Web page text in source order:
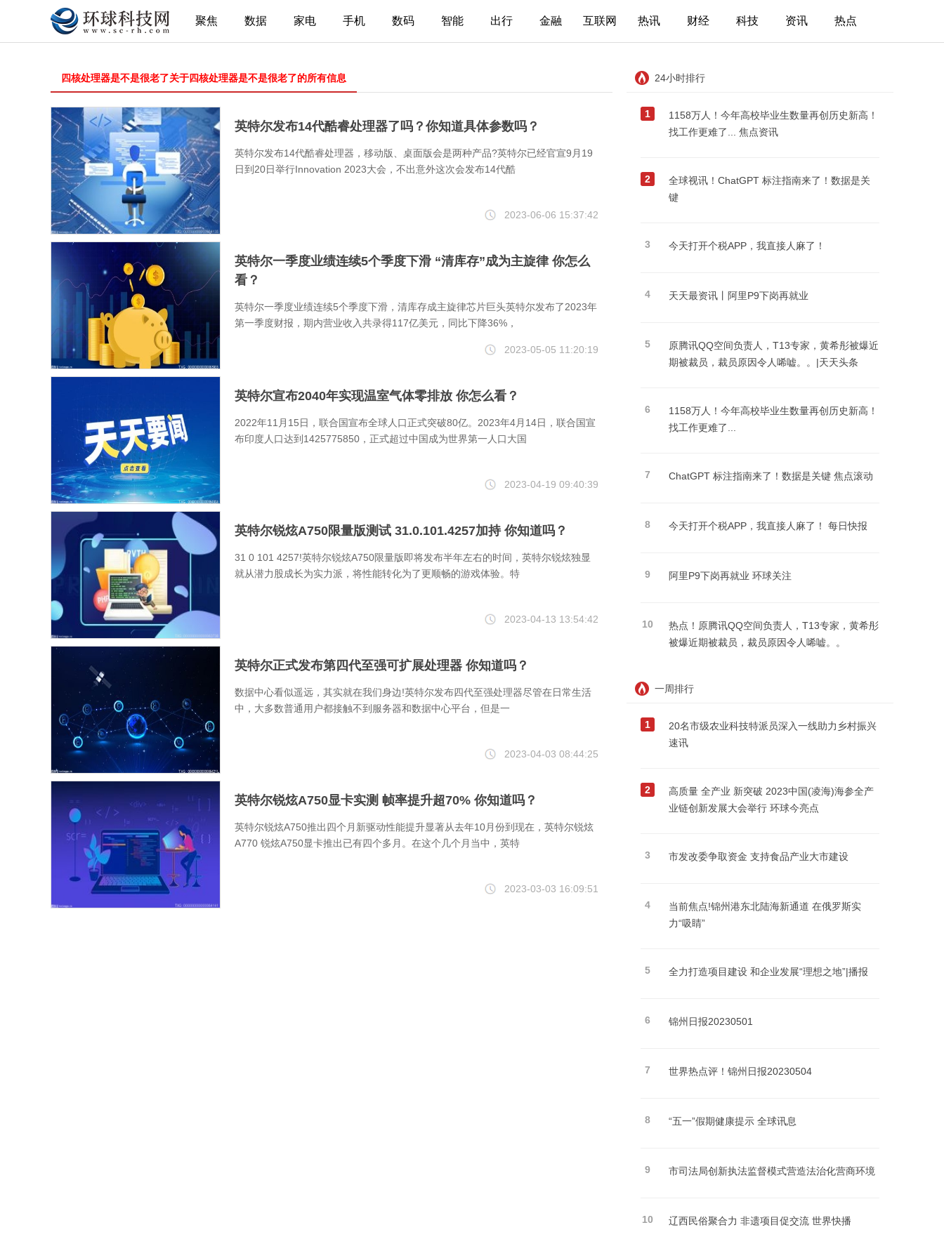
聚焦 数据 家电 手机 数码 智能 出行 金融 互联网 热讯 财经 科技 资讯 热点
四核处理器是不是很老了关于四核处理器是不是很老了的所有信息
英特尔发布14代酷睿处理器了吗？你知道具体参数吗？
英特尔发布14代酷睿处理器，移动版、桌面版会是两种产品?英特尔已经官宣9月19
日到20日举行Innovation 2023大会，不出意外这次会发布14代酷
2023-06-06 15:37:42
英特尔一季度业绩连续5个季度下滑 “清库存”成为主旋律 你怎么
看？
英特尔一季度业绩连续5个季度下滑，清库存成主旋律芯片巨头英特尔发布了2023年
第一季度财报，期内营业收入共录得117亿美元，同比下降36%，
2023-05-05 11:20:19
英特尔宣布2040年实现温室气体零排放 你怎么看？
2022年11月15日，联合国宣布全球人口正式突破80亿。2023年4月14日，联合国宣
布印度人口达到1425775850，正式超过中国成为世界第一人口大国
2023-04-19 09:40:39
英特尔锐炫A750限量版测试 31.0.101.4257加持 你知道吗？
31 0 101 4257!英特尔锐炫A750限量版即将发布半年左右的时间，英特尔锐炫独显
就从潜力股成长为实力派，将性能转化为了更顺畅的游戏体验。特
2023-04-13 13:54:42
英特尔正式发布第四代至强可扩展处理器 你知道吗？
数据中心看似遥远，其实就在我们身边!英特尔发布四代至强处理器尽管在日常生活
中，大多数普通用户都接触不到服务器和数据中心平台，但是一
2023-04-03 08:44:25
英特尔锐炫A750显卡实测 帧率提升超70% 你知道吗？
英特尔锐炫A750推出四个月新驱动性能提升显著从去年10月份到现在，英特尔锐炫
A770 锐炫A750显卡推出已有四个多月。在这个几个月当中，英特
2023-03-03 16:09:51
24小时排行
1
1158万人！今年高校毕业生数量再创历史新高！
找工作更难了... 焦点资讯
2
全球视讯！ChatGPT 标注指南来了！数据是关
键
3 今天打开个税APP，我直接人麻了！
4 天天最资讯丨阿里P9下岗再就业
5
原腾讯QQ空间负责人，T13专家，黄希彤被爆近
期被裁员，裁员原因令人唏嘘。。|天天头条
6
1158万人！今年高校毕业生数量再创历史新高！
找工作更难了...
7 ChatGPT 标注指南来了！数据是关键 焦点滚动
8 今天打开个税APP，我直接人麻了！ 每日快报
9 阿里P9下岗再就业 环球关注
10
热点！原腾讯QQ空间负责人，T13专家，黄希彤
被爆近期被裁员，裁员原因令人唏嘘。。
一周排行
1
20名市级农业科技特派员深入一线助力乡村振兴
速讯
2
高质量 全产业 新突破 2023中国(凌海)海参全产
业链创新发展大会举行 环球今亮点
3 市发改委争取资金 支持食品产业大市建设
4
当前焦点!锦州港东北陆海新通道 在俄罗斯实
力“吸睛”
5 全力打造项目建设 和企业发展“理想之地”|播报
6 锦州日报20230501
7 世界热点评！锦州日报20230504
8 “五一”假期健康提示 全球讯息
9 市司法局创新执法监督模式营造法治化营商环境
10 辽西民俗聚合力 非遗项目促交流 世界快播